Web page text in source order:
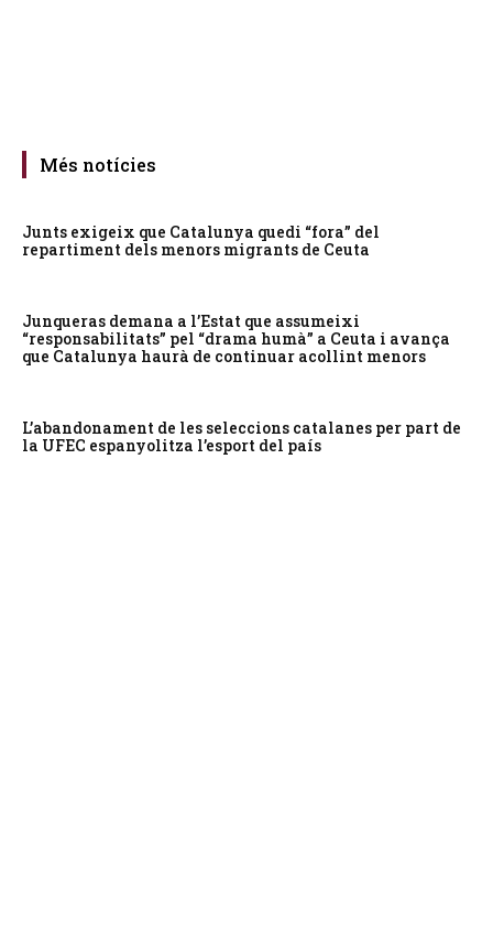
Més notícies
Junts exigeix que Catalunya quedi “fora” del
repartiment dels menors migrants de Ceuta
Junqueras demana a l’Estat que assumeixi
“responsabilitats” pel “drama humà” a Ceuta i avança
que Catalunya haurà de continuar acollint menors
L’abandonament de les seleccions catalanes per part de
la UFEC espanyolitza l’esport del país